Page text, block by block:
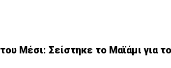
Μέσι: Σείστηκε το Μαϊάμι για